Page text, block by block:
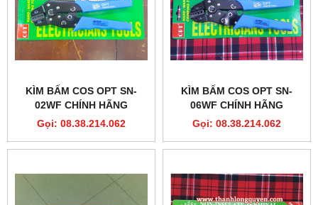
KÌM BẤM COS OPT SN-
02WF CHÍNH HÃNG
Gọi: 08.38.214.062
KÌM BẤM COS OPT SN-
06WF CHÍNH HÃNG
Gọi: 08.38.214.062